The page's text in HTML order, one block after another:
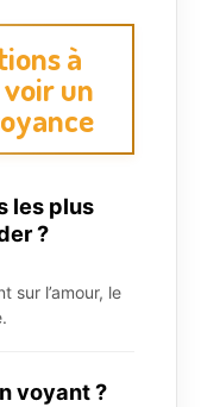
à
un
les plus
?
sur l’amour, le
voyant ?